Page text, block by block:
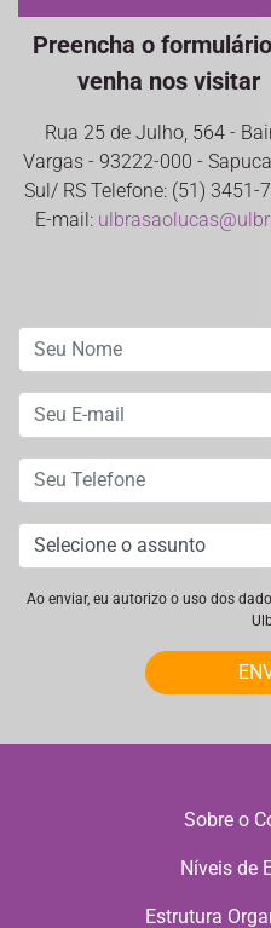
Preencha o
venha nos visitar
Rua 25 de Julho, 564 -
Vargas - 93222-000 -
Sul/ RS Telefone: (51) 3451-
E-mail:
Ao enviar, eu autorizo o uso dos
Sobre o
Níveis de
Estrutura